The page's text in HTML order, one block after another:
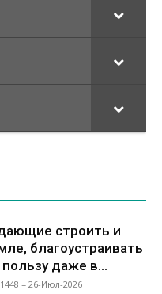
строить и
благоустраивать
даже в...
= 26-Июл-2026